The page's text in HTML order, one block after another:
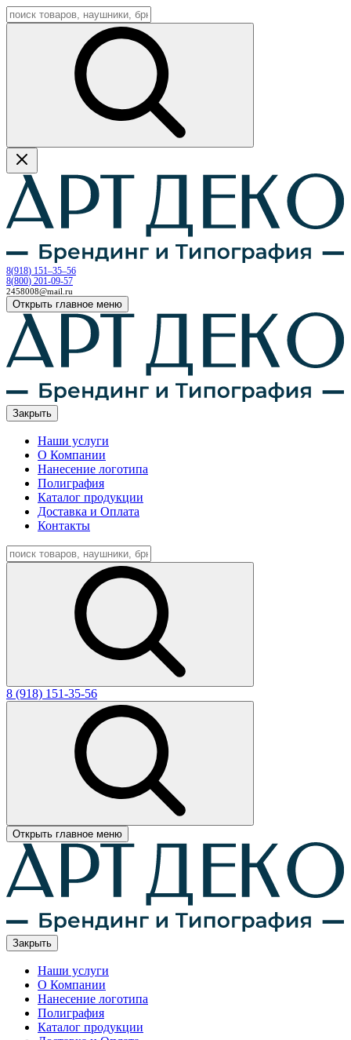
8(918) 151–35–56
8(800) 201-09-57
2458008@mail.ru
Открыть главное меню
Закрыть
Наши услуги
О Компании
Нанесение логотипа
Полиграфия
Каталог продукции
Доставка и Оплата
Контакты
8 (918) 151-35-56
Открыть главное меню
Закрыть
Наши услуги
О Компании
Нанесение логотипа
Полиграфия
Каталог продукции